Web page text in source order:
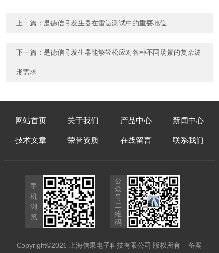
上一篇：是德信号发生器在雷达测试中的重要地位
下一篇：是德信号发生器能够轻松应对各种不同场景的复杂波
形需求
网站首页 关于我们 产品中心 新闻中心
技术文章 荣誉资质 在线留言 联系我们
手
机
浏
览
公
众
号
二
维
码
Copyright©2026 上海信果电子科技有限公司 版权所有备案